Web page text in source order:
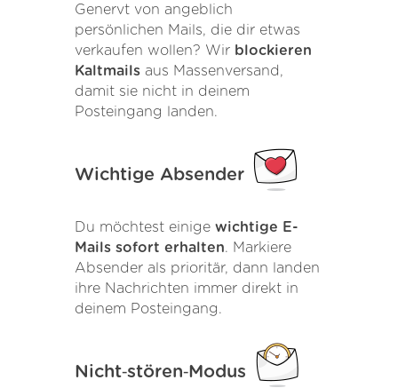
Genervt von angeblich
persönlichen Mails, die dir etwas
verkaufen wollen? Wir blockieren
Kaltmails aus Massenversand,
damit sie nicht in deinem
Posteingang landen.
Wichtige Absender
Du möchtest einige wichtige E-
Mails sofort erhalten. Markiere
Absender als prioritär, dann landen
ihre Nachrichten immer direkt in
deinem Posteingang.
Nicht‑stören‑Modus